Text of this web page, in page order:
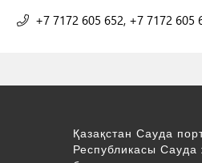
+7 7172 605 652, +7 7172 605
Қазақстан Сауда
Республикасы Сауда